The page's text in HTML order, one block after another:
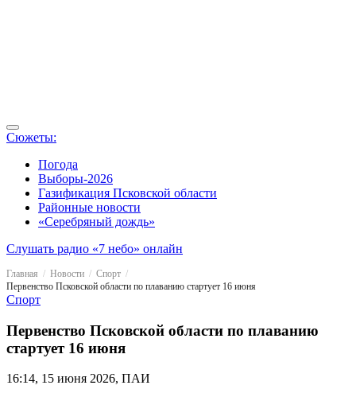
Сюжеты:
Погода
Выборы-2026
Газификация Псковской области
Районные новости
«Серебряный дождь»
Слушать радио «7 небо» онлайн
Главная Новости
Спорт
Первенство Псковской области по плаванию стартует 16 июня
Спорт
Первенство Псковской области по плаванию
стартует 16 июня
16:14, 15 июня 2026, ПАИ